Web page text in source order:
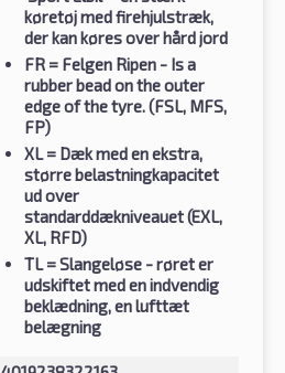
køretøj med firehjulstræk,
der kan køres over hård jord
FR = Felgen Ripen - Is a
rubber bead on the outer
edge of the tyre. (FSL, MFS,
FP)
XL= Dæk med en ekstra,
større belastningkapacitet
ud over
standarddækniveauet (EXL,
XL, RFD)
TL= Slangeløse - røret er
udskiftet med en indvendig
beklædning, en lufttæt
belægning